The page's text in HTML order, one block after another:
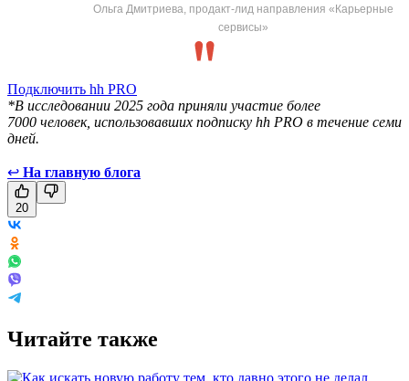
Ольга Дмитриева, продакт-лид направления «Карьерные
сервисы»
Подключить hh PRO
*В исследовании 2025 года приняли участие более
7000 человек, использовавших подписку hh PRO в течение семи
дней.
↩ На главную блога
20
Читайте также